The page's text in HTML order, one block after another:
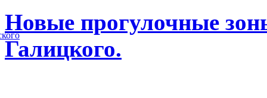
Новые прогулочные
Галицкого.